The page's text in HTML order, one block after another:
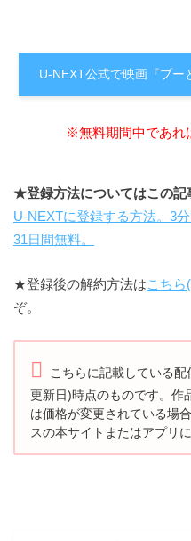
U-NEXT公式で映画『プー
※無料期間中であれ
★登録方法についてはこの記
U-NEXTに登録する方法。3
31日間無料。
★登録後の解約方法はこちら
ぞ。
こちらに記載している
更新日)時点のものです。 作
は価格が変更されている場
スの本サイトまたはアプリ